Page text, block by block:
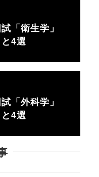
「衛生学」
4選
「外科学」
4選